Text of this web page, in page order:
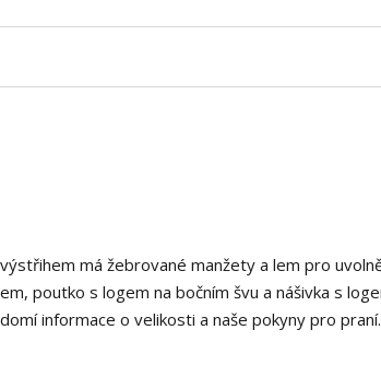
má žebrované manžety a lem pro
poutko s logem na bočním švu a nášivka s
informace o velikosti a naše pokyny pro praní.